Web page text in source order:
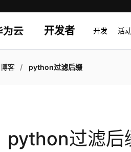
开发者 开发 活
博客 python过滤后缀
python过滤后